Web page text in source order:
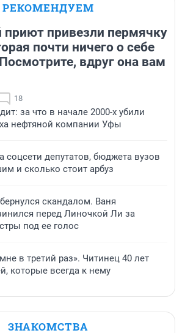
РЕКОМЕНДУЕМ
привезли пермячку
почти ничего о себе
вдруг она вам
18
за что в начале 2000-х убили
нефтяной компании Уфы
соцсети депутатов, бюджета вузов
и сколько стоит арбуз
скандалом. Ваня
перед Линочкой Ли за
под ее голос
в третий раз». Читинец 40 лет
которые всегда к нему
ЗНАКОМСТВА